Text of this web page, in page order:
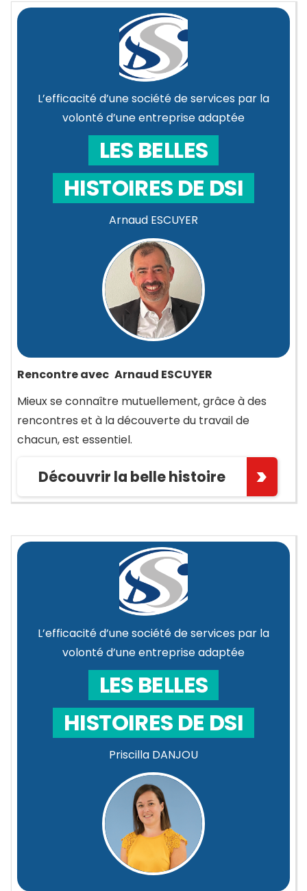
L’efficacité d’une société de services par la
volonté d’une entreprise adaptée
LES BELLES
HISTOIRES DE DSI
Arnaud ESCUYER
Rencontre avec Arnaud ESCUYER
Mieux se connaître mutuellement, grâce à des
rencontres et à la découverte du travail de
chacun, est essentiel.
Découvrir la belle histoire
L’efficacité d’une société de services par la
volonté d’une entreprise adaptée
LES BELLES
HISTOIRES DE DSI
Priscilla DANJOU